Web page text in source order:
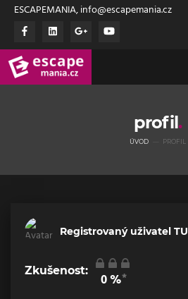
ESCAPEMANIA, info@escapemania.cz
profil
ÚVOD PROFIL
Registrovaný uživatel TU
Zkušenost:
0%*